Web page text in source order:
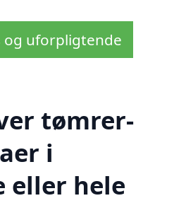
og uforpligtende
tømrer-
i
eller hele